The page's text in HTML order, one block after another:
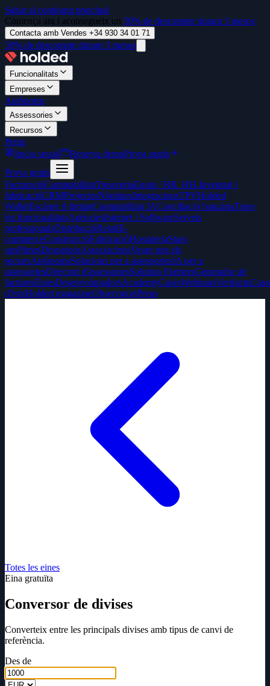
Saltar al contingut principal
Comença ara i aconsegueix un 50% de descompte durant 3 mesos
Contacta amb Vendes +34 930 34 01 71
50% de descompte durant 3 mesos
Funcionalitats
Empreses
Autònoms
Assessories
Recursos
Preus
Inicia sessió
Reserva demoProva gratis
Prova gratis
FacturacióComptabilitatTresoreriaEquip / RR. HH.Inventari i
fabricacióCRMProjectesNòminesIntegracionsTPVHolded
WalletEscàner il·limitatComptabilitat IAConciliació bancàriaTotes
les funcionalitatsAgènciesInternet i SoftwareServeis
professionalsDistribucióRetailE-
commerceConstruccióFabricacióHostaleriaStart-
upsPimesDespatxosAssociacionsVeure tots els
sectorsAutònomsSolucions per a assessoriesIA per a
assessoriesDirectori d'assessoriesSolution PartnersGenerador de
facturesEinesDesenvolupadorsAcademyGuiesWebinarsVerifactu
d'èxitHolded magazineObservatoriPreus
Totes les eines
Eina gratuïta
Conversor de divises
Converteix entre les principals divises amb tipus de canvi de
referència.
Des de